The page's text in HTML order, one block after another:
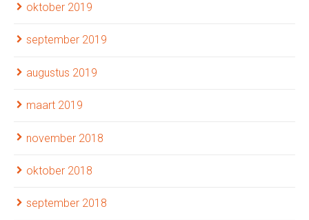
oktober 2019
september 2019
augustus 2019
maart 2019
november 2018
oktober 2018
september 2018